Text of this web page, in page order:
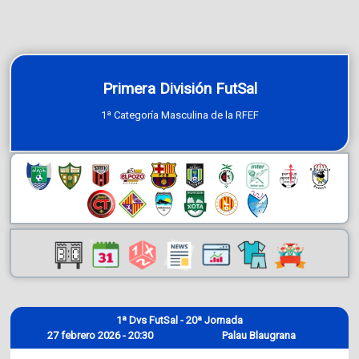
Primera División FutSal
1ª Categoría Masculina de la RFEF
27 febrero 2026 - 20:30
1ª Dvs FutSal - 20ª Jornada
Palau Blaugrana